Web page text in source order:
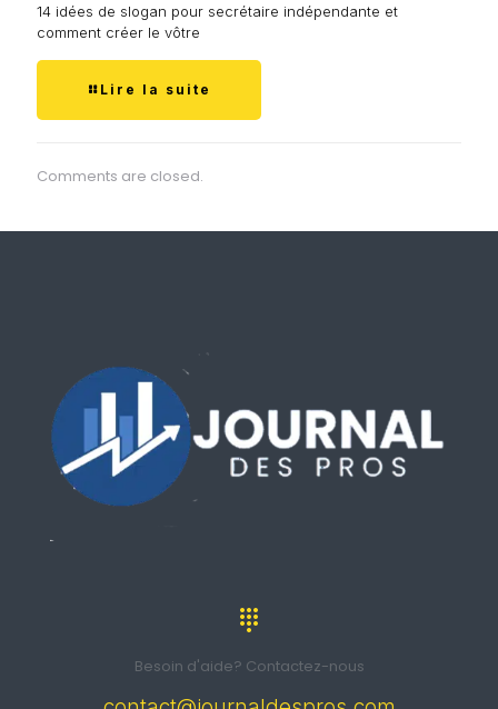
14 idées de slogan pour secrétaire indépendante et
comment créer le vôtre
Lire la suite
Comments are closed.
Besoin d'aide? Contactez-nous